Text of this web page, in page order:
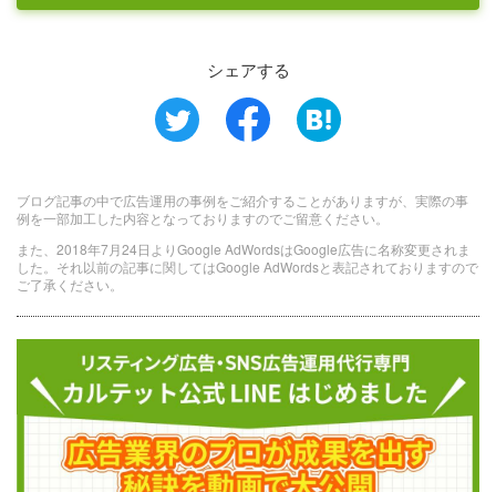
シェアする
ブログ記事の中で広告運用の事例をご紹介することがありますが、実際の事
例を一部加工した内容となっておりますのでご留意ください。
また、2018年7月24日よりGoogle AdWordsはGoogle広告に名称変更されま
した。それ以前の記事に関してはGoogle AdWordsと表記されておりますので
ご了承ください。